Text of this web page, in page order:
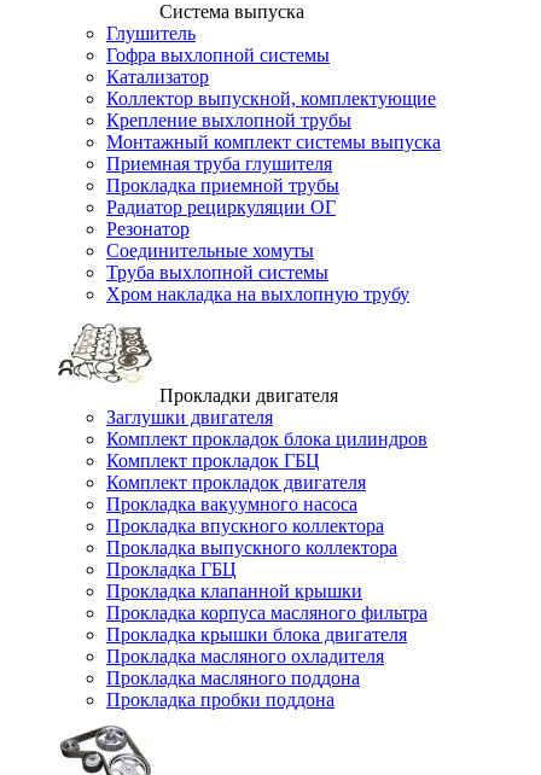
Система выпуска
Глушитель
Гофра выхлопной системы
Катализатор
Коллектор выпускной, комплектующие
Крепление выхлопной трубы
Монтажный комплект системы выпуска
Приемная труба глушителя
Прокладка приемной трубы
Радиатор рециркуляции ОГ
Резонатор
Соединительные хомуты
Труба выхлопной системы
Хром накладка на выхлопную трубу
Прокладки двигателя
Заглушки двигателя
Комплект прокладок блока цилиндров
Комплект прокладок ГБЦ
Комплект прокладок двигателя
Прокладка вакуумного насоса
Прокладка впускного коллектора
Прокладка выпускного коллектора
Прокладка ГБЦ
Прокладка клапанной крышки
Прокладка корпуса масляного фильтра
Прокладка крышки блока двигателя
Прокладка масляного охладителя
Прокладка масляного поддона
Прокладка пробки поддона